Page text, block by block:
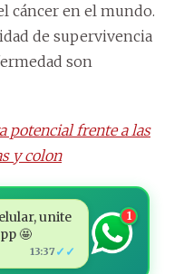
cáncer en el mundo.
de supervivencia
son
potencial frente a las
y colon
unite
🤩
13:37 ✓✓
1